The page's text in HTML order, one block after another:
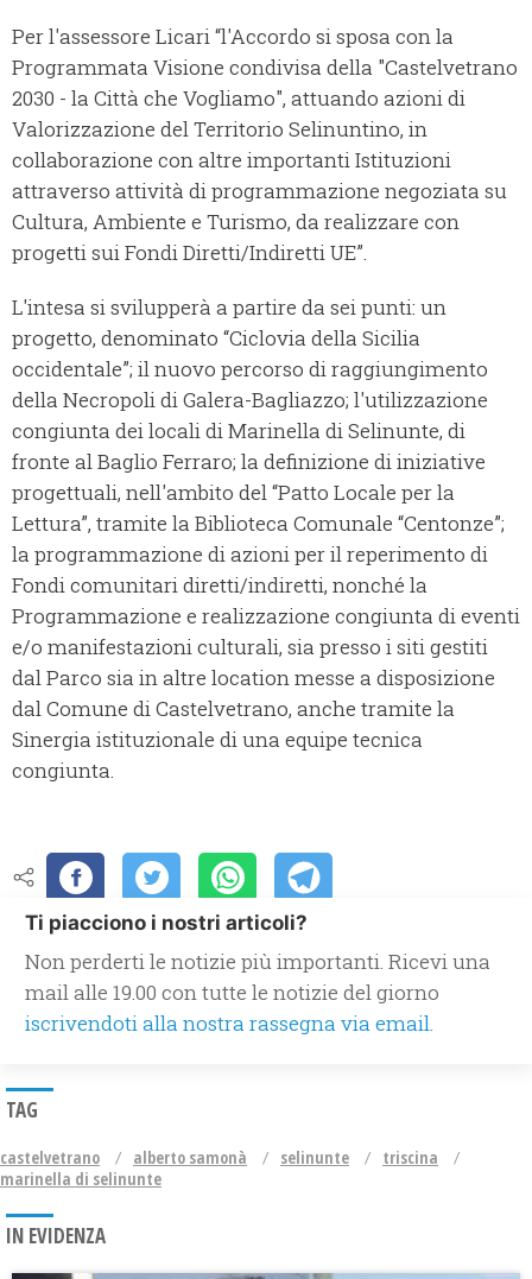
Per l'assessore Licari “l'Accordo si sposa con la
Programmata Visione condivisa della "Castelvetrano
2030 - la Città che Vogliamo", attuando azioni di
Valorizzazione del Territorio Selinuntino, in
collaborazione con altre importanti Istituzioni
attraverso attività di programmazione negoziata su
Cultura, Ambiente e Turismo, da realizzare con
progetti sui Fondi Diretti/Indiretti UE”.
L'intesa si svilupperà a partire da sei punti: un
progetto, denominato “Ciclovia della Sicilia
occidentale”; il nuovo percorso di raggiungimento
della Necropoli di Galera-Bagliazzo; l'utilizzazione
congiunta dei locali di Marinella di Selinunte, di
fronte al Baglio Ferraro; la definizione di iniziative
progettuali, nell'ambito del “Patto Locale per la
Lettura”, tramite la Biblioteca Comunale “Centonze”;
la programmazione di azioni per il reperimento di
Fondi comunitari diretti/indiretti, nonché la
Programmazione e realizzazione congiunta di eventi
e/o manifestazioni culturali, sia presso i siti gestiti
dal Parco sia in altre location messe a disposizione
dal Comune di Castelvetrano, anche tramite la
Sinergia istituzionale di una equipe tecnica
congiunta.
Ti piacciono i nostri articoli?
Non perderti le notizie più importanti. Ricevi una
mail alle 19.00 con tutte le notizie del giorno
iscrivendoti alla nostra rassegna via email.
TAG
castelvetrano alberto samonà selinunte
triscina
marinella di selinunte
IN EVIDENZA